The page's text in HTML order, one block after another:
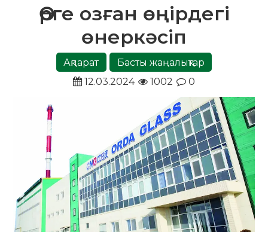
Өрге озған өңірдегі
өнеркәсіп
Ақпарат
Басты жаңалықтар
12.03.2024
1002 0